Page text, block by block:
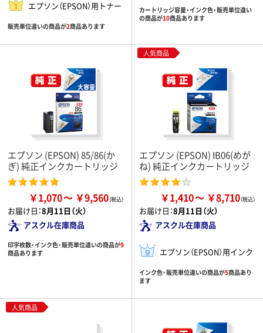
エプソン（EPSON）用トナー
販売単位違いの商品が2商品あります
カートリッジ容量・インク色・販売単位違い
の商品が10商品あります
エプソン (EPSON) 85/86(か
ぎ) 純正インクカートリッジ
￥1,070 ￥9,560
お届け日：8月11日（火）
アスクル在庫商品
印字枚数・インク色・販売単位違いの商品が9
商品あります
人気商品
エプソン (EPSON) IB06(めが
ね) 純正インクカートリッジ
￥1,410 ￥8,710
お届け日：8月11日（火）
アスクル在庫商品
エプソン（EPSON）用インク
インク色・販売単位違いの商品が5商品あり
ます
人気商品